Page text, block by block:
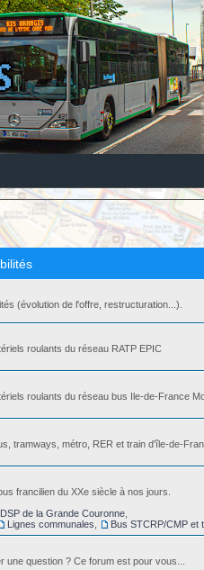
(évolution de l'offre, restructuration...).
roulants du réseau RATP EPIC
roulants du réseau bus Ile-de-France
tramways, métro, RER et train d'île-de-
francilien du XXe siècle à nos jours.
DSP de la Grande Couronne
Lignes communales Bus STCRP/CMP et
question ? Ce forum est pour vous...